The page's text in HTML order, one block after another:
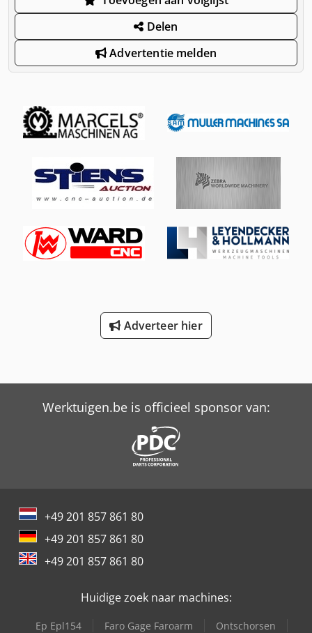
Delen
Advertentie melden
Adverteer hier
Werktuigen.be is officieel sponsor van:
+49 201 857 861 80
+49 201 857 861 80
+49 201 857 861 80
Huidige zoek naar machines:
Ep Epl154 Faro Gage Faroarm
Ontschorsen